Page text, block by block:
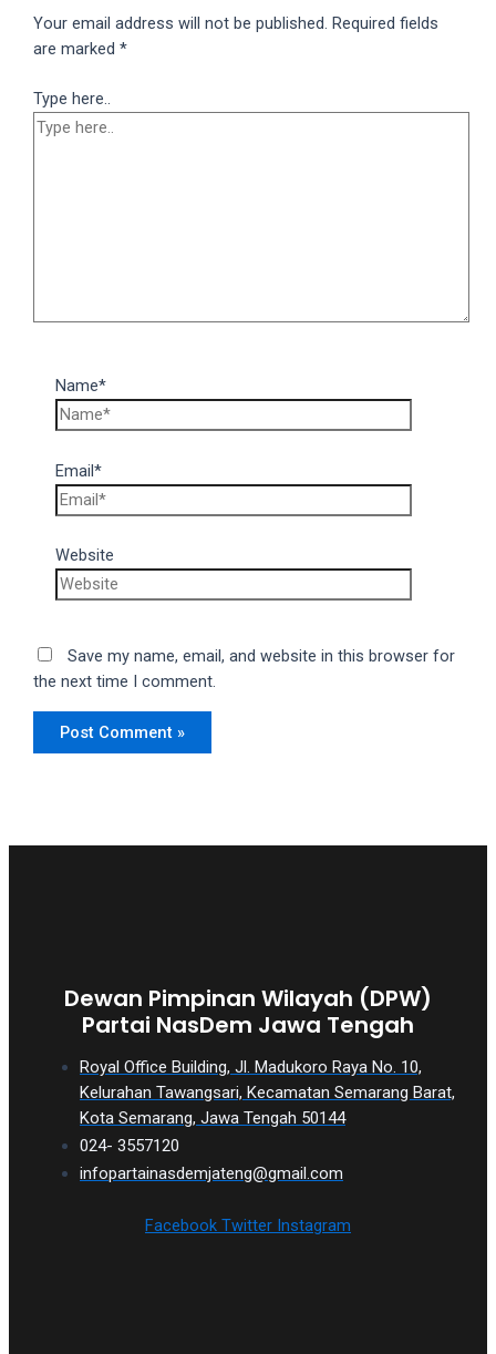
Your email address will not be published. Required fields
are marked*
Type here..
Name*
Email*
Website
Save my name, email, and website in this browser for
the next time I comment.
Dewan Pimpinan Wilayah (DPW)
Partai NasDem Jawa Tengah
Royal Office Building, Jl. Madukoro Raya No. 10,
Kelurahan Tawangsari, Kecamatan Semarang Barat,
Kota Semarang, Jawa Tengah 50144
024- 3557120
infopartainasdemjateng@gmail.com
Facebook Twitter Instagram